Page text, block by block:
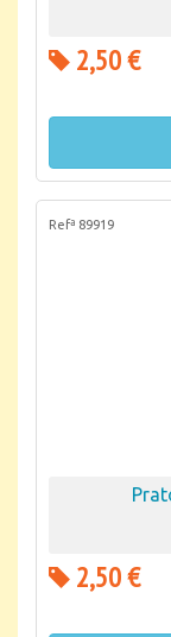
2,50 €
Refª 89919
2,50 €